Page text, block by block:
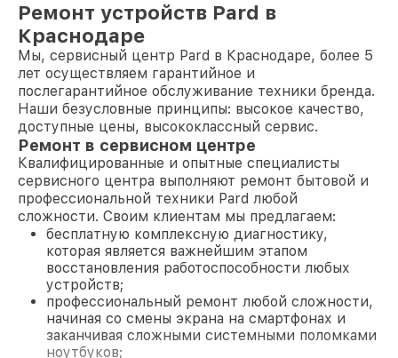
Ремонт устройств Pard в
Краснодаре
Мы, сервисный центр Pard в Краснодаре, более 5
лет осуществляем гарантийное и
послегарантийное обслуживание техники бренда.
Наши безусловные принципы: высокое качество,
доступные цены, высококлассный сервис.
Ремонт в сервисном центре
Квалифицированные и опытные специалисты
сервисного центра выполняют ремонт бытовой и
профессиональной техники Pard любой
сложности. Своим клиентам мы предлагаем:
бесплатную комплексную диагностику,
которая является важнейшим этапом
восстановления работоспособности любых
устройств;
профессиональный ремонт любой сложности,
начиная со смены экрана на смартфонах и
заканчивая сложными системными поломками
ноутбуков;